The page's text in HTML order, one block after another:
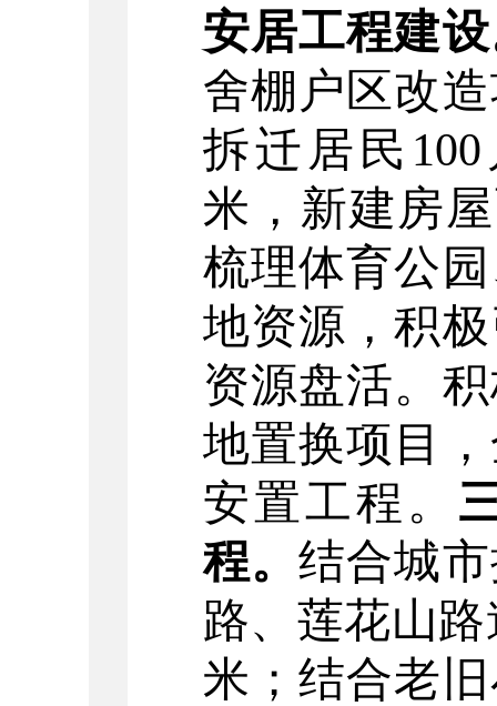
安居工程建
舍棚户区改造
拆迁居民 100
米 ，新建房
梳理体育公园
地资源，积
资源盘活。
地置换项目
安置工程 。
程。结合城
路、莲花山
米 ；结合老